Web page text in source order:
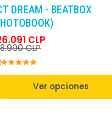
DREAM - BEATBOX
CLP
CLP
Ver opciones